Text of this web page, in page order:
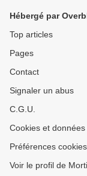
Hébergé par
Top articles
Pages
Contact
Signaler un abus
C.G.U.
Cookies et
Préférences cookies
Voir le profil de